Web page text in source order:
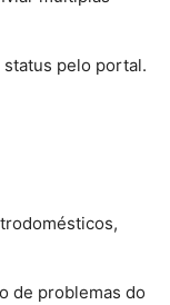
status pelo portal.
de problemas do